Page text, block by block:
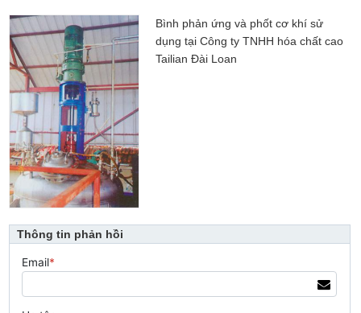
Bình phản ứng và phốt cơ khí sử
dụng tại Công ty TNHH hóa chất cao
Tailian Đài Loan
Thông tin phản hồi